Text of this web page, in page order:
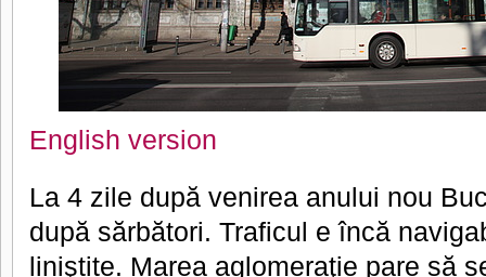
English version
La 4 zile după venirea anului nou
după sărbători. Traficul e încă
liniştite. Marea aglomeraţie pare să